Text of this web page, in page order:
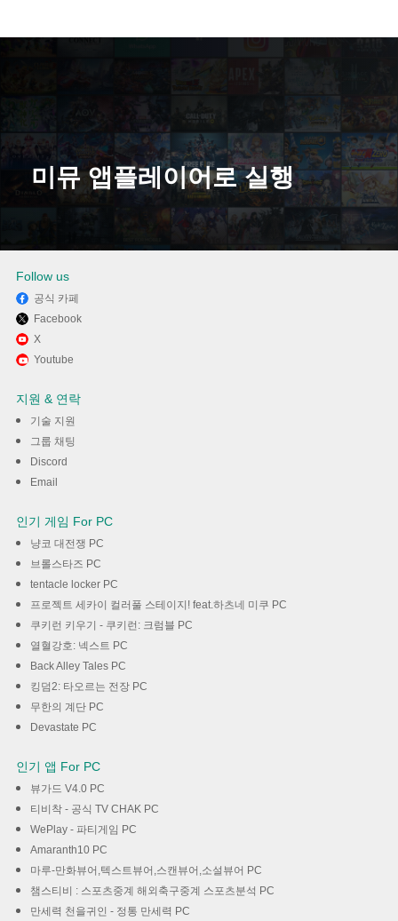
미뮤 앱플레이어로 실행
Follow us
공식 카페
Facebook
X
Youtube
지원 & 연락
기술 지원
그룹 채팅
Discord
Email
인기 게임 For PC
냥코 대전쟁 PC
브롤스타즈 PC
tentacle locker PC
프로젝트 세카이 컬러풀 스테이지! feat.하츠네 미쿠 PC
쿠키런 키우기 - 쿠키런: 크럼블 PC
열혈강호: 넥스트 PC
Back Alley Tales PC
킹덤2: 타오르는 전장 PC
무한의 계단 PC
Devastate PC
인기 앱 For PC
뷰가드 V4.0 PC
티비착 - 공식 TV CHAK PC
WePlay - 파티게임 PC
Amaranth10 PC
마루-만화뷰어,텍스트뷰어,스캔뷰어,소설뷰어 PC
챔스티비 : 스포츠중계 해외축구중계 스포츠분석 PC
만세력 천을귀인 - 정통 만세력 PC